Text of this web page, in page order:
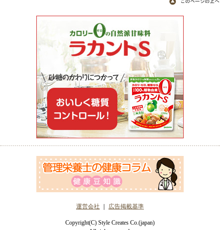
運営会社 広告掲載基準
Copyright(C) Style Creates Co.(japan)